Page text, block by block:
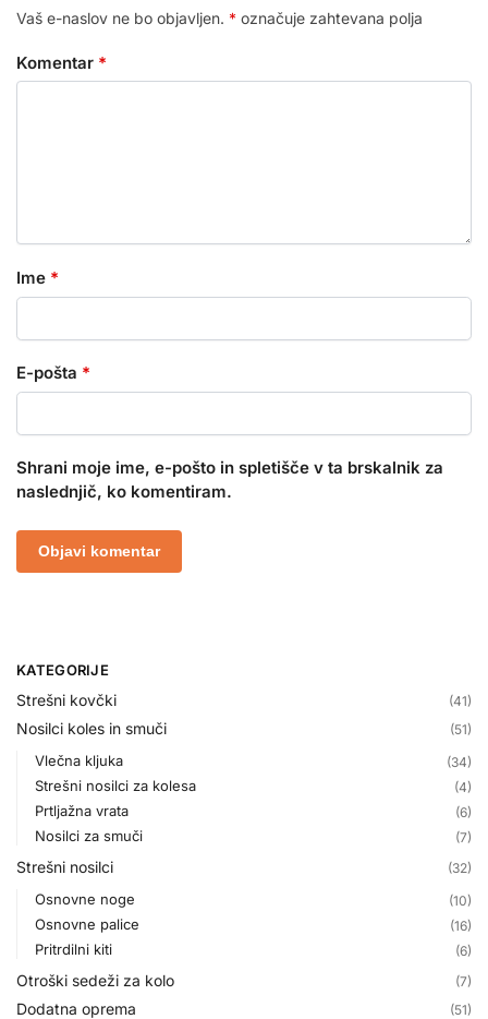
Vaš e-naslov ne bo objavljen. * označuje zahtevana polja
Komentar *
Ime *
E-pošta *
Shrani moje ime, e-pošto in spletišče v ta brskalnik za
naslednjič, ko komentiram.
KATEGORIJE
Strešni kovčki (41)
Nosilci koles in smuči (51)
Vlečna kljuka (34)
Strešni nosilci za kolesa (4)
Prtljažna vrata (6)
Nosilci za smuči (7)
Strešni nosilci (32)
Osnovne noge (10)
Osnovne palice (16)
Pritrdilni kiti (6)
Otroški sedeži za kolo (7)
Dodatna oprema (51)